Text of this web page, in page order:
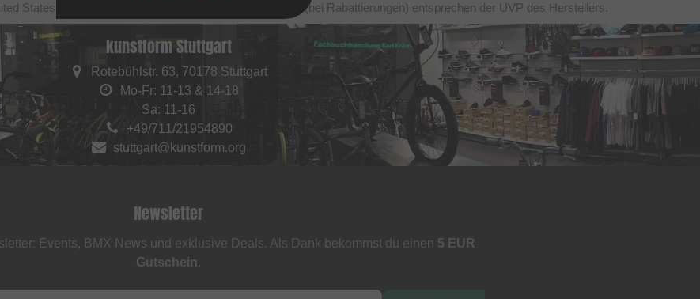
States, zzgl. Versandkosten. Durchgestrichene Preise (bei Rabattierungen) entsprechen der UVP des Herstellers.
kunstform Stuttgart
Rotebühlstr. 63, 70178 Stuttgart
Mo-Fr: 11-13 & 14-18
Sa: 11-16
+49/711/21954890
stuttgart@kunstform.org
Newsletter
Events, BMX News und exklusive Deals. Als Dank bekommst du einen 5 EUR
Gutschein.